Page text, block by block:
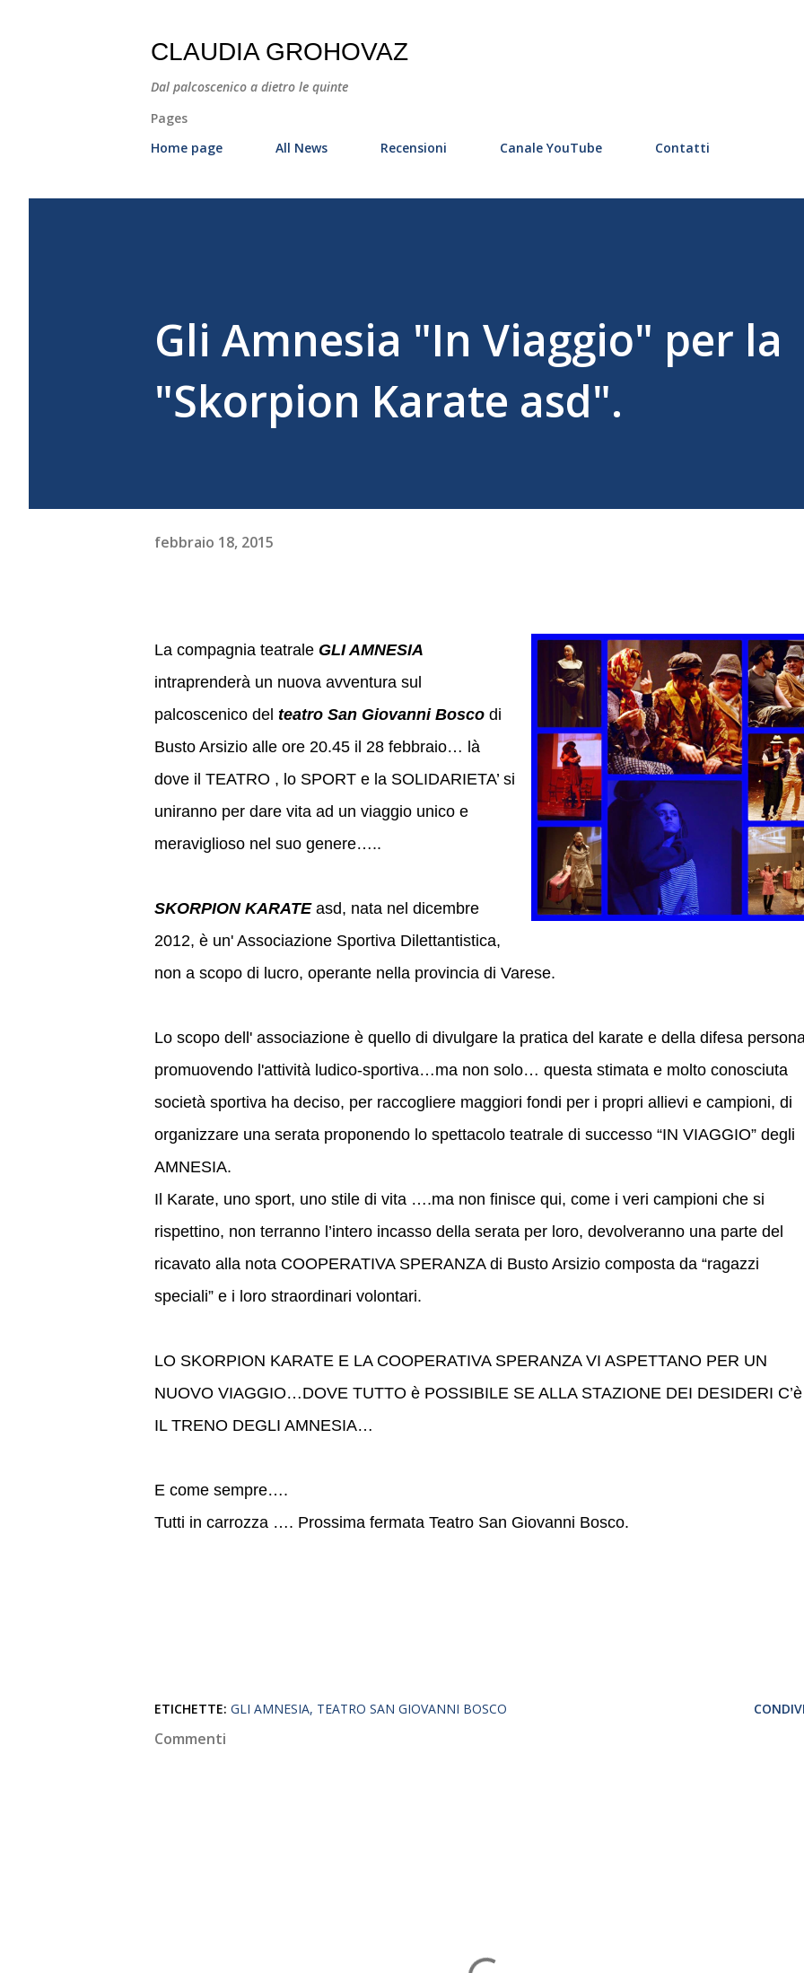
CLAUDIA GROHOVAZ
Dal palcoscenico a dietro le quinte
Pages
Home page
All News Recensioni Canale YouTube Contatti
Gli Amnesia "In Viaggio" per la
"Skorpion Karate asd".
febbraio 18, 2015
La compagnia teatrale GLI AMNESIA
intraprenderà un nuova avventura sul
palcoscenico del teatro San Giovanni Bosco di
Busto Arsizio alle ore 20.45 il 28 febbraio… là
dove il TEATRO , lo SPORT e la SOLIDARIETA’ si
uniranno per dare vita ad un viaggio unico e
meraviglioso nel suo genere…..
SKORPION KARATEasd, nata nel dicembre
2012, è un' Associazione Sportiva Dilettantistica,
non a scopo di lucro, operante nella provincia di Varese.
Lo scopo dell' associazione è quello di divulgare la pratica del karate e della difesa
promuovendo l'attività ludico-sportiva…ma non solo… questa stimata e molto conosciuta
società sportiva ha deciso, per raccogliere maggiori fondi per i propri allievi e campioni, di
organizzare una serata proponendo lo spettacolo teatrale di successo “IN VIAGGIO” degli
AMNESIA.
Il Karate, uno sport, uno stile di vita ….ma non finisce qui, come i veri campioni che si
rispettino, non terranno l’intero incasso della serata per loro, devolveranno una parte del
ricavato alla nota COOPERATIVA SPERANZA di Busto Arsizio composta da “ragazzi
speciali” e i loro straordinari volontari.
LO SKORPION KARATE E LA COOPERATIVA SPERANZA VI ASPETTANO PER UN
NUOVO VIAGGIO…DOVE TUTTO è POSSIBILE SE ALLA STAZIONE DEI DESIDERI C’è
IL TRENO DEGLI AMNESIA…
E come sempre….
Tutti in carrozza …. Prossima fermata Teatro San Giovanni Bosco.
ETICHETTE: GLI AMNESIA TEATRO SAN GIOVANNI BOSCO
Commenti